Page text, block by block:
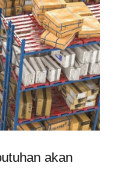
akan